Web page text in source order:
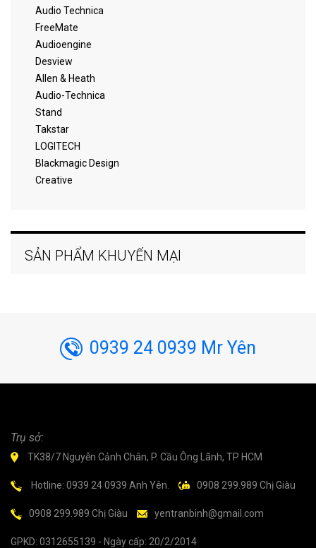
Audio Technica
FreeMate
Audioengine
Desview
Allen & Heath
Audio-Technica
Stand
Takstar
LOGITECH
Blackmagic Design
Creative
SẢN PHẨM KHUYẾN MẠI
0939 24 0939 Mr Yên
Trụ sở:
TK38/7 Nguyễn Cảnh Chân, P. Cầu Ông Lãnh, TP HCM
Hotline: 0939 24 0939 Anh Yên. 0908 299.989 Chị Giàu
0908 299.989 Chị Giàu yentranbinh@gmail.com
GPKD: 0312655139 - Ngày cấp: 20/2/2014